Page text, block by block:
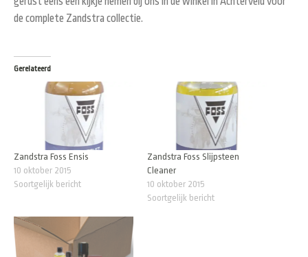
de complete Zandstra collectie.
Gerelateerd
Zandstra Foss Ensis
10 oktober 2015
Soortgelijk bericht
Zandstra Foss Slijpsteen
Cleaner
10 oktober 2015
Soortgelijk bericht